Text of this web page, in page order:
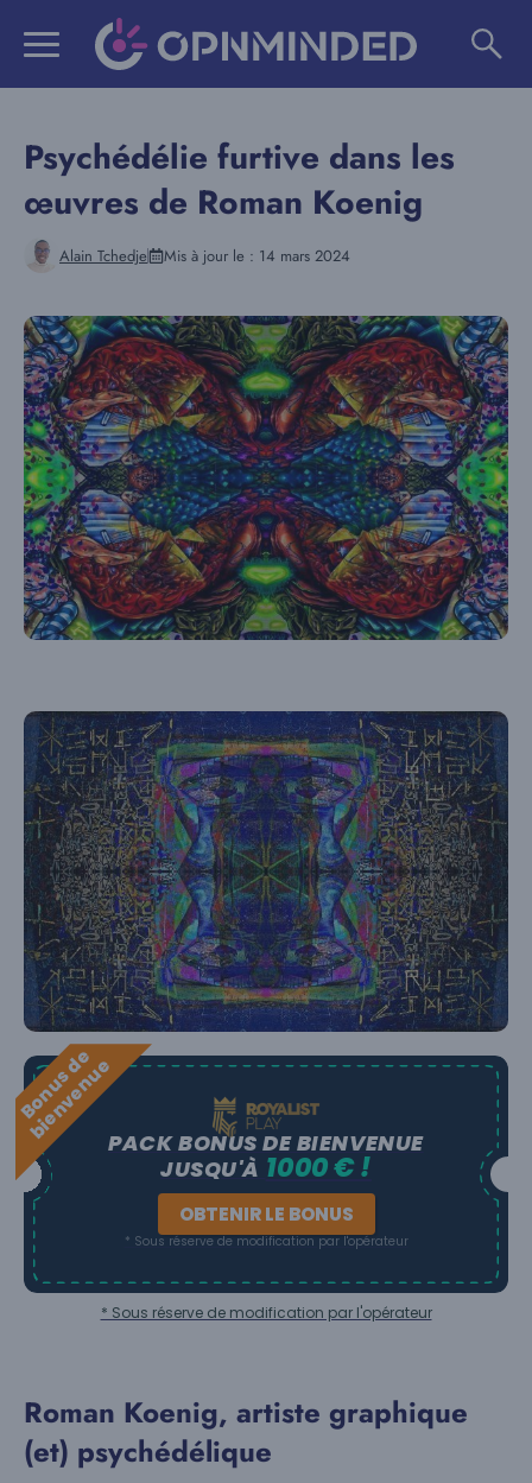
Psychédélie furtive dans les
œuvres de Roman Koenig
Alain Tchedje Mis à jour le : 14 mars 2024
B
o
n
u
s
d
e
b
i
e
n
v
e
n
u
ePACK BONUS DE BIENVENUE
JUSQU'À 1000 € !
OBTENIR LE BONUS
* Sous réserve de modification par l'opérateur
* Sous réserve de modification par l'opérateur
Roman Koenig, artiste graphique
(et) psychédélique